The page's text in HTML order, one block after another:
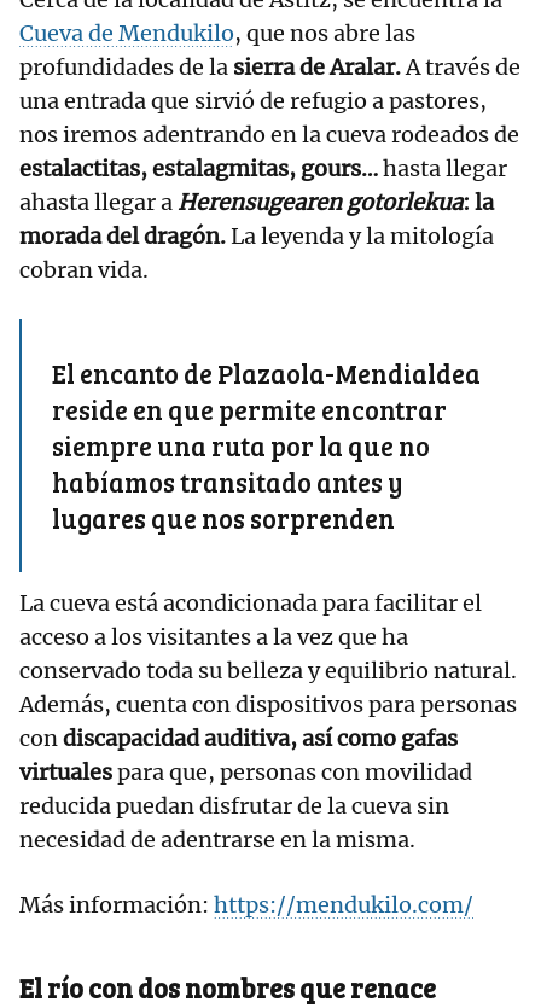
Cueva de Mendukilo, que nos abre las
profundidades de la sierra de Aralar.A través de
una entrada que sirvió de refugio a pastores,
nos iremos adentrando en la cueva rodeados de
estalactitas, estalagmitas, gours…hasta llegar
ahasta llegar a Herensugearen gotorlekua: la
morada del dragón.La leyenda y la mitología
cobran vida.
El encanto de Plazaola-Mendialdea
reside en que permite encontrar
siempre una ruta por la que no
habíamos transitado antes y
lugares que nos sorprenden
La cueva está acondicionada para facilitar el
acceso a los visitantes a la vez que ha
conservado toda su belleza y equilibrio natural.
Además, cuenta con dispositivos para personas
condiscapacidad auditiva, así como gafas
virtualespara que, personas con movilidad
reducida puedan disfrutar de la cueva sin
necesidad de adentrarse en la misma.
Más información: https://mendukilo.com/
El río con dos nombres que renace